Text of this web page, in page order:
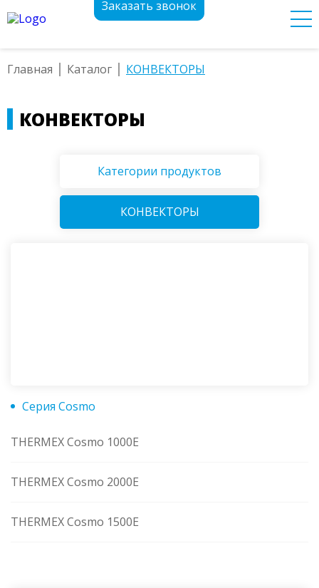
Заказать звонок
Главная Каталог КОНВЕКТОРЫ
КОНВЕКТОРЫ
Категории продуктов
КОНВЕКТОРЫ
Серия Cosmo
THERMEX Cosmo 1000E
THERMEX Cosmo 2000E
THERMEX Cosmo 1500E